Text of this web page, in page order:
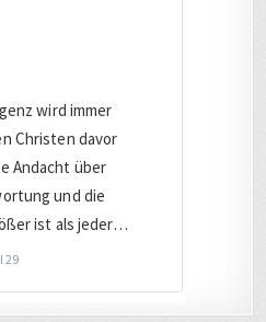
(845) EUROPA(1650)